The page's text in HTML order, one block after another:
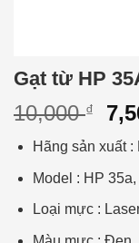
Gạt từ HP
10,000₫
Hãng sản xuất :
Model : HP
Loại mực :